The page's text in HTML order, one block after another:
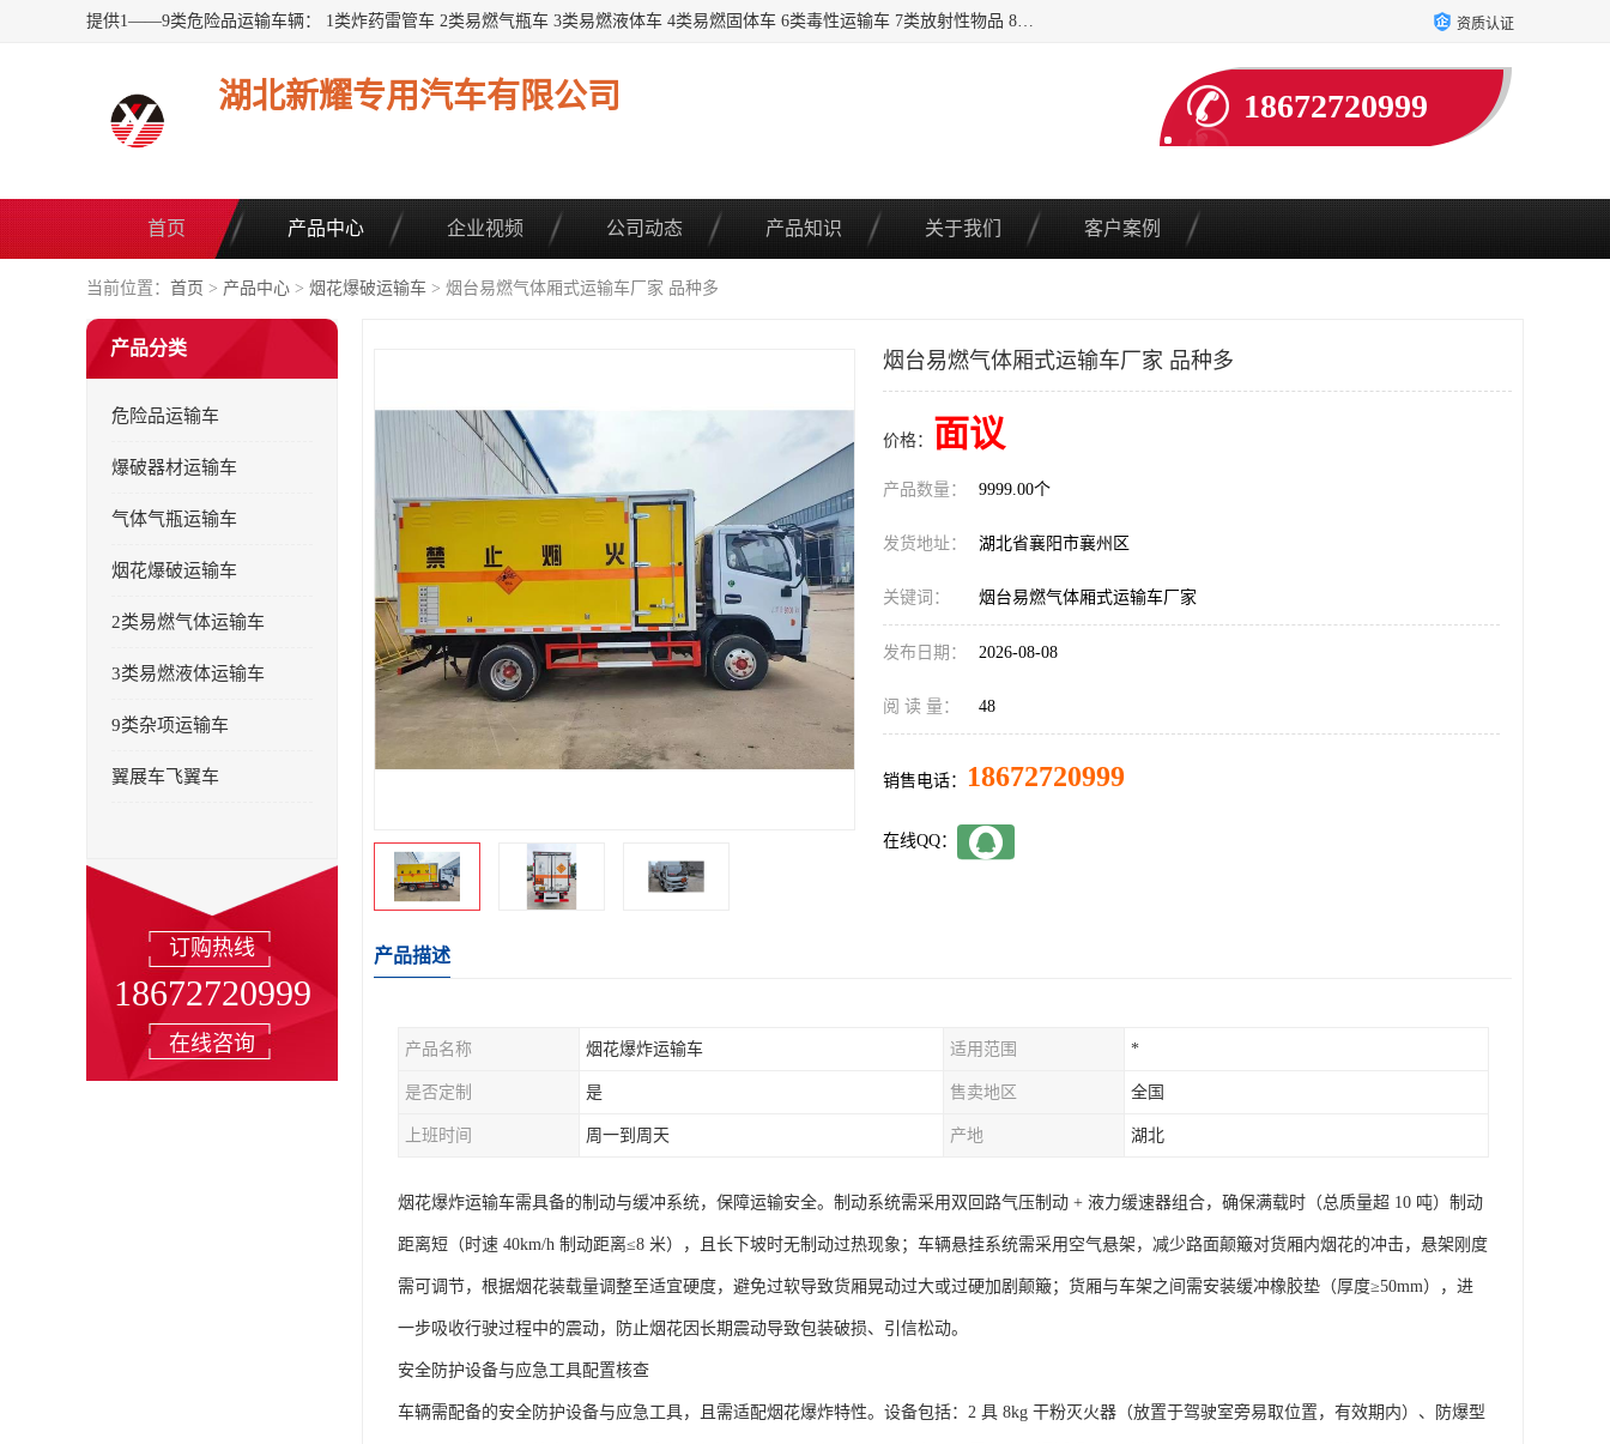
提供1——9类危险品运输车辆： 1类炸药雷管车 2类易燃气瓶车 3类易燃液体车 4类易燃固体车 6类毒性运输车 7类放射性物品 8类腐蚀性物品 9类杂项类物品 各类底盘，品种齐全。厂家直供，品质保证。 公告品种环保齐全，上牌无忧。 全国可送货上门，可分期，可*，可包牌。 详情可咨询: *（微信同号） 资质认证
湖北新耀专用汽车有限公司 18672720999
首页 产品中心 企业视频 公司动态 产品知识 关于我们 客户案例
当前位置： 首页 > 产品中心 > 烟花爆破运输车 > 烟台易燃气体厢式运输车厂家 品种多
产品分类
危险品运输车
爆破器材运输车
气体气瓶运输车
烟花爆破运输车
2类易燃气体运输车
3类易燃液体运输车
9类杂项运输车
翼展车飞翼车
订购热线
18672720999
在线咨询
烟台易燃气体厢式运输车厂家 品种多
价格： 面议
产品数量： 9999.00个
发货地址： 湖北省襄阳市襄州区
关键词： 烟台易燃气体厢式运输车厂家
发布日期： 2026-08-08
阅 读 量： 48
销售电话： 18672720999
在线QQ：
产品描述
产品名称 烟花爆炸运输车 适用范围 *
是否定制 是 售卖地区 全国
上班时间 周一到周天 产地 湖北
烟花爆炸运输车需具备的制动与缓冲系统，保障运输安全。制动系统需采用双回路气压制动 + 液力缓速器组合，确保满载时（总质量超 10 吨）制动
距离短（时速 40km/h 制动距离≤8 米），且长下坡时无制动过热现象；车辆悬挂系统需采用空气悬架，减少路面颠簸对货厢内烟花的冲击，悬架刚度
需可调节，根据烟花装载量调整至适宜硬度，避免过软导致货厢晃动过大或过硬加剧颠簸；货厢与车架之间需安装缓冲橡胶垫（厚度≥50mm），进
一步吸收行驶过程中的震动，防止烟花因长期震动导致包装破损、引信松动。​
安全防护设备与应急工具配置核查​
车辆需配备的安全防护设备与应急工具，且需适配烟花爆炸特性。设备包括：2 具 8kg 干粉灭火器（放置于驾驶室旁易取位置，有效期内）、防爆型